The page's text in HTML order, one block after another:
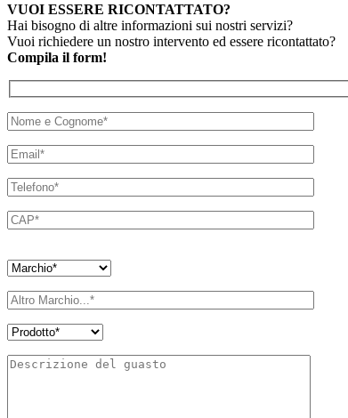
VUOI ESSERE RICONTATTATO?
Hai bisogno di altre informazioni sui nostri servizi?
Vuoi richiedere un nostro intervento ed essere ricontattato?
Compila il form!